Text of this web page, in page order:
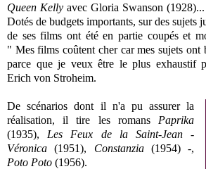
Queen Kelly avec Gloria Swanson (1928)...
Dotés de budgets importants, sur des sujets
de ses films ont été en partie coupés et
" Mes films coûtent cher car mes sujets ont
parce que je veux être le plus exhaustif
Erich von Stroheim.
De scénarios dont il n'a pu assurer la
réalisation, il tire les romans Paprika
(1935), Les Feux de la Saint-Jean -
Véronica (1951), Constanzia (1954) -,
Poto Poto (1956).